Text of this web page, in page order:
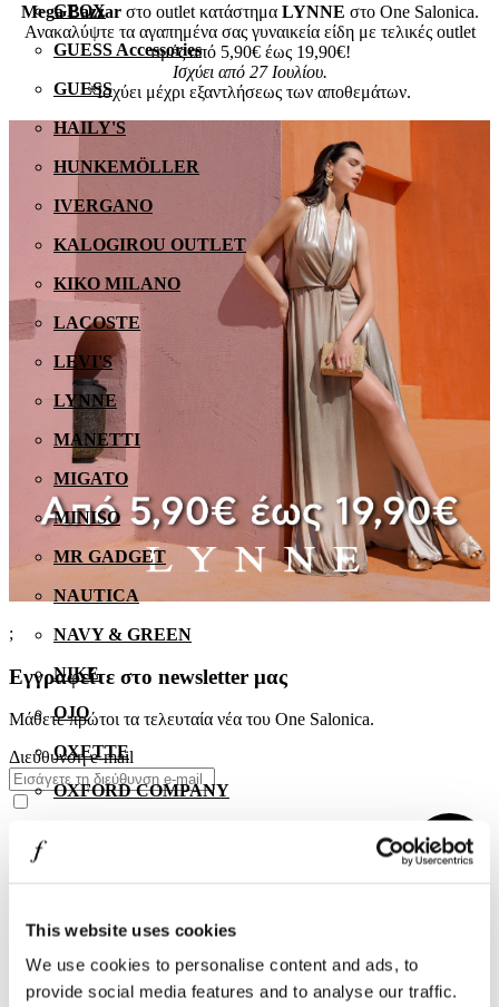
This website uses cookies
We use cookies to personalise content and ads, to
provide social media features and to analyse our traffic.
GEOX
GUESS Accessories
GUESS
HAILY'S
HUNKEMÖLLER
IVERGANO
KALOGIROU OUTLET
KIKO MILANO
LACOSTE
LEVI'S
LYNNE
MANETTI
MIGATO
MINISO
MR GADGET
NAUTICA
NAVY & GREEN
NIKE
OJO
OXETTE
OXFORD COMPANY
PRIME TIMERS
Mega Bazzar στο outlet κατάστημα LYNNE στο One Salonica.
Ανακαλύψτε τα αγαπημένα σας γυναικεία είδη με τελικές outlet
τιμές από 5,90€ έως 19,90€!
Ισχύει από 27 Ιουλίου.
*Ισχύει μέχρι εξαντλήσεως των αποθεμάτων.
;
Εγγραφείτε στο newsletter μας
Μάθετε πρώτοι τα τελευταία νέα του One Salonica.
Διεύθυνση e-mail